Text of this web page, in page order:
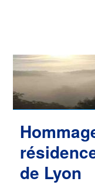
Maître
de Lyon